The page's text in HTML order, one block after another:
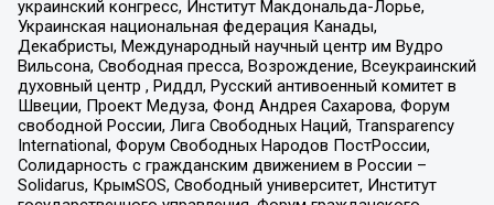
украинский конгресс, Институт Макдональда-Лорье,
Украинская национальная федерация Канады,
Декабристы, Международный научный центр им Вудро
Вильсона, Свободная пресса, Возрождение, Всеукраинский
духовный центр , Риддл, Русский антивоенный комитет в
Швеции, Проект Медуза, Фонд Андрея Сахарова, Форум
свободной России, Лига Свободных Наций, Transparеncy
International, Форум Свободных Народов ПостРоссии,
Солидарность с гражданским движением в России –
Solidarus, КрымSOS, Свободный университет, Институт